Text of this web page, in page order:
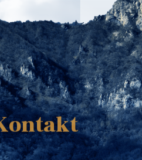
Ulica B.Frankopana 11, 47300